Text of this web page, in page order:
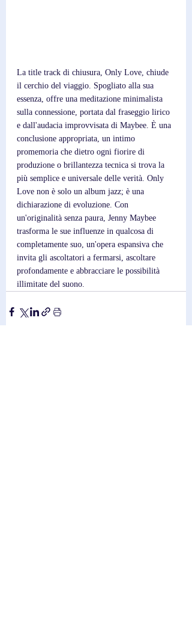
La title track di chiusura, Only Love, chiude
il cerchio del viaggio. Spogliato alla sua
essenza, offre una meditazione minimalista
sulla connessione, portata dal fraseggio lirico
e dall'audacia improvvisata di Maybee. È una
conclusione appropriata, un intimo
promemoria che dietro ogni fiorire di
produzione o brillantezza tecnica si trova la
più semplice e universale delle verità. Only
Love non è solo un album jazz; è una
dichiarazione di evoluzione. Con
un'originalità senza paura, Jenny Maybee
trasforma le sue influenze in qualcosa di
completamente suo, un'opera espansiva che
invita gli ascoltatori a fermarsi, ascoltare
profondamente e abbracciare le possibilità
illimitate del suono.